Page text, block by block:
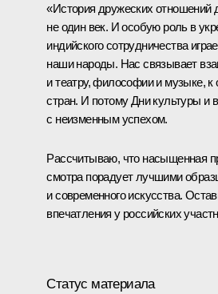
«История дружеских отношений
не один век. И особую роль в
индийского сотрудничества
наши народы. Нас связывает
и театру, философии и музыке,
стран. И потому Дни культуры и
с неизменным успехом.
Рассчитываю, что насыщенная
смотра порадует лучшими
и современного искусства.
впечатления у российских
Статус материала